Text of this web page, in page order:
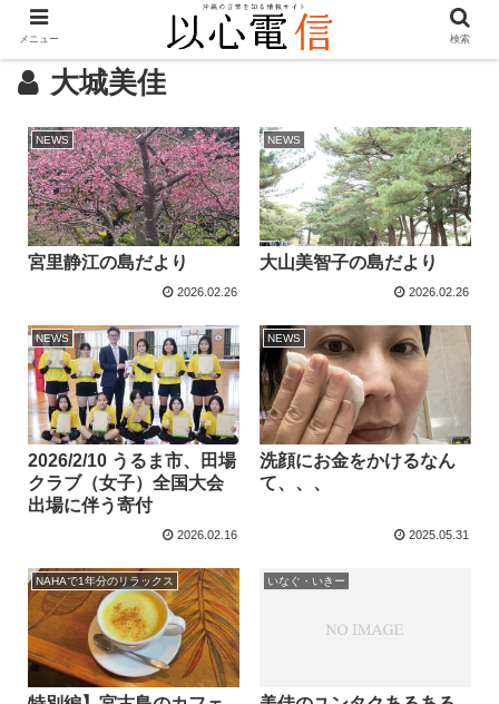
大城美佳
NEWS
宮里静江の島だより
2026.02.26
NEWS
大山美智子の島だより
2026.02.26
NEWS
2026/2/10 うるま市、田場
クラブ（女子）全国大会
出場に伴う寄付
2026.02.16
NEWS
洗顔にお金をかけるなん
て、、、
2025.05.31
NAHAで1年分のリラックス いなぐ・いきー
メニュー 検索